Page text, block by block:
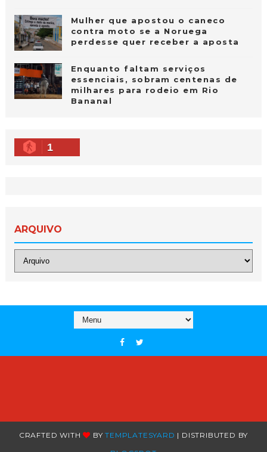
Mulher que apostou o caneco
contra moto se a Noruega
perdesse quer receber a aposta
Enquanto faltam serviços
essenciais, sobram centenas de
milhares para rodeio em Rio
Bananal
1
ARQUIVO
CRAFTED WITH BYTEMPLATESYARD | DISTRIBUTED BY